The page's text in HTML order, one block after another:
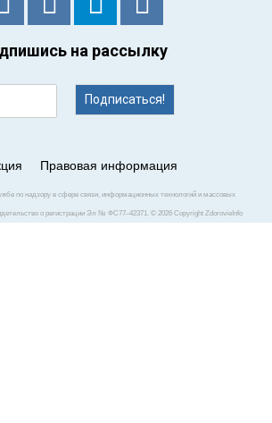
на рассылку
Подписаться!
Правовая информация
по надзору в сфере связи, информационных технологий и массовых
о регистрации Эл № ФС77–42371. © 2026 Copyright ZdorovieInfo